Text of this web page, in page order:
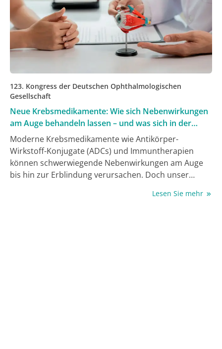
123. Kongress der Deutschen Ophthalmologischen
Gesellschaft
Neue Krebsmedikamente: Wie sich Nebenwirkungen
am Auge behandeln lassen – und was sich in der
Versorgung ändern muss
Moderne Krebsmedikamente wie Antikörper-
Wirkstoff-Konjugate (ADCs) und Immuntherapien
können schwerwiegende Nebenwirkungen am Auge
bis hin zur Erblindung verursachen. Doch unser
Patient:innen nicht eingestellt, deren Zahl künftig
Lesen Sie mehr